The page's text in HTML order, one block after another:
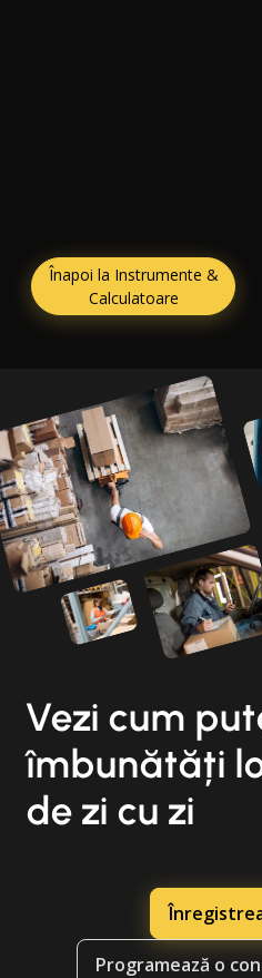
Înapoi la Instrumente &
Calculatoare
Vezi cum
îmbunătăți
de zi cu zi
Programează o